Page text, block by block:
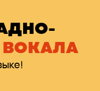
ВОКАЛА